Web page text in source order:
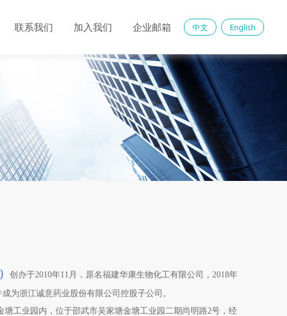
中文 English
联系我们 加入我们 企业邮箱
创办于2010年11月，原名福建华康生物化工有限公司，2018年
为浙江诚意药业股份有限公司控股子公司。
工业园内，位于邵武市吴家塘金塘工业园二期尚明路2号，经